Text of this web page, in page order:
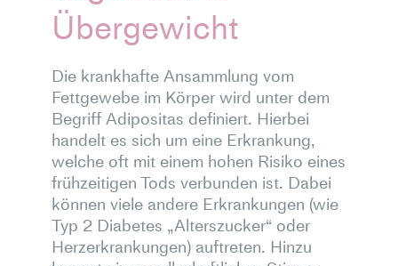
Übergewicht
Die krankhafte Ansammlung vom
Fettgewebe im Körper wird unter dem
Begriff Adipositas definiert. Hierbei
handelt es sich um eine Erkrankung,
welche oft mit einem hohen Risiko eines
frühzeitigen Tods verbunden ist. Dabei
können viele andere Erkrankungen (wie
Typ 2 Diabetes „Alterszucker“ oder
Herzerkrankungen) auftreten. Hinzu